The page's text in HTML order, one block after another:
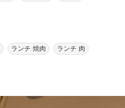
ランチ 焼肉 ランチ 肉